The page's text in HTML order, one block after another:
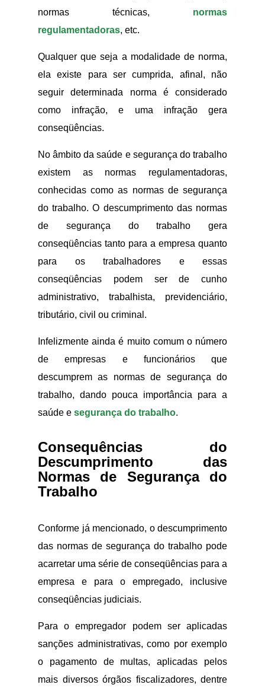
normas técnicas, normas
regulamentadoras, etc.
Qualquer que seja a modalidade de norma,
ela existe para ser cumprida, afinal, não
seguir determinada norma é considerado
como infração, e uma infração gera
conseqüências.
No âmbito da saúde e segurança do trabalho
existem as normas regulamentadoras,
conhecidas como as normas de segurança
do trabalho. O descumprimento das normas
de segurança do trabalho gera
conseqüências tanto para a empresa quanto
para os trabalhadores e essas
conseqüências podem ser de cunho
administrativo, trabalhista, previdenciário,
tributário, civil ou criminal.
Infelizmente ainda é muito comum o número
de empresas e funcionários que
descumprem as normas de segurança do
trabalho, dando pouca importância para a
saúde e segurança do trabalho.
Consequências do
Descumprimento das
Normas de Segurança do
Trabalho
Conforme já mencionado, o descumprimento
das normas de segurança do trabalho pode
acarretar uma série de conseqüências para a
empresa e para o empregado, inclusive
conseqüências judiciais.
Para o empregador podem ser aplicadas
sanções administrativas, como por exemplo
o pagamento de multas, aplicadas pelos
mais diversos órgãos fiscalizadores, dentre